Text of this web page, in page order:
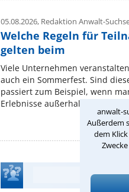
anwalt-
Außerdem
dem
05.08.2026, Redaktion Anwalt-
Welche Regeln für
gelten beim
Viele Unternehmen
auch ein Sommerfest. Sind
passiert zum Beispiel, wenn
Erlebnisse außerhalb der